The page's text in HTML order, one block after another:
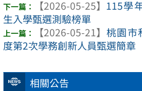
相關公告
【2026-05-25】 115學
生入學甄選測驗榜單
【2026-05-21】 桃園市
度第2次學務創新人員甄選簡章